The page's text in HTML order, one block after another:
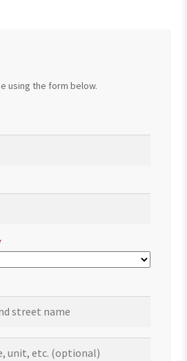
using the form below.